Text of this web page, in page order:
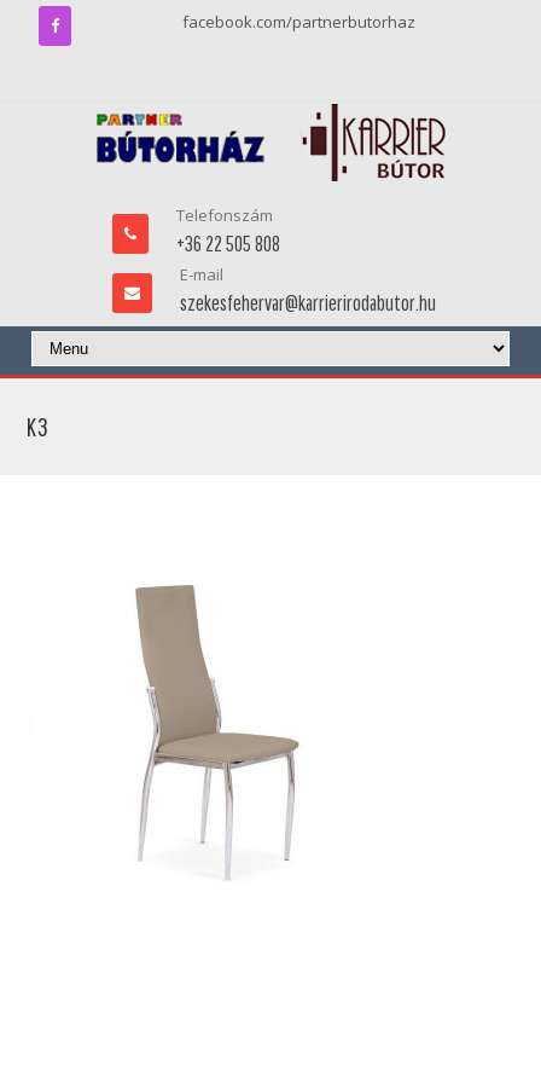
facebook.com/partnerbutorhaz
Telefonszám
+36 22 505 808
E-mail
szekesfehervar@karrierirodabutor.hu
K3